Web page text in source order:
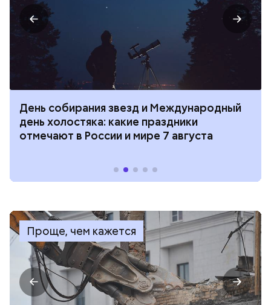
День собирания звезд и Международный
день холостяка: какие праздники
отмечают в России и мире 7 августа
Проще, чем кажется